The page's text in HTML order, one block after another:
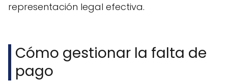
representación legal efectiva.
Cómo gestionar la falta de
pago